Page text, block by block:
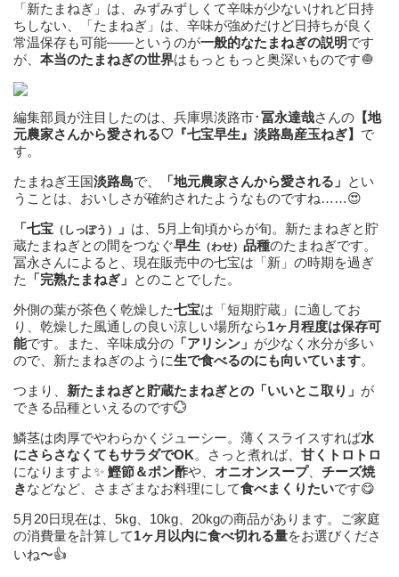
「新たまねぎ」は、みずみずしくて辛味が少ないけれど日持
ちしない、「たまねぎ」は、辛味が強めだけど日持ちが良く
常温保存も可能——というのが一般的なたまねぎの説明です
が、 本当のたまねぎの世界はもっともっと奥深いものです🧅
編集部員が注目したのは、兵庫県淡路市･冨永達哉さんの 【地
元農家さんから愛される♡『七宝早生』淡路島産玉ねぎ】 で
す。
たまねぎ王国淡路島で、 「地元農家さんから愛される」 とい
うことは、おいしさが確約されたようなものですね……😍
「七宝 （しっぽう） 」 は、5月上旬頃からが旬。新たまねぎと貯
蔵たまねぎとの間をつなぐ早生 （わせ） 品種のたまねぎです。
冨永さんによると、現在販売中の七宝は「新」の時期を過ぎ
た
「完熟たまねぎ」 とのことでした。
外側の葉が茶色く乾燥した七宝は「短期貯蔵」に適してお
り、乾燥した風通しの良い涼しい場所なら1ヶ月程度は保存可
能です。また、辛味成分の 「アリシン」 が少なく水分が多い
ので、新たまねぎのように生で食べるのにも向いています。
つまり、 新たまねぎと貯蔵たまねぎとの「いいとこ取り」 が
できる品種といえるのです💮
鱗茎は肉厚でやわらかくジューシー。薄くスライスすれば水
にさらさなくてもサラダでOK。さっと煮れば、 甘くトロトロ
になりますよ✨ 鰹節＆ポン酢や、 オニオンスープ、 チーズ焼
きなどなど、さまざまなお料理にして食べまくりたいです😋
5月20日現在は、5kg、10kg、20kgの商品があります。ご家庭
の消費量を計算して1ヶ月以内に食べ切れる量をお選びくださ
いね〜👍